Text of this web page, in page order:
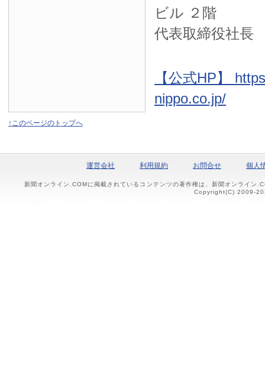
ビル ２階
代表取締役社
【公式HP】
nippo.co.jp/
↑このページのトップへ
運営会社 利用規約 お問合せ 個人
新聞オンライン.COMに掲載されているコンテンツの著作権は、新聞オンライン
Copyright(C) 2009-